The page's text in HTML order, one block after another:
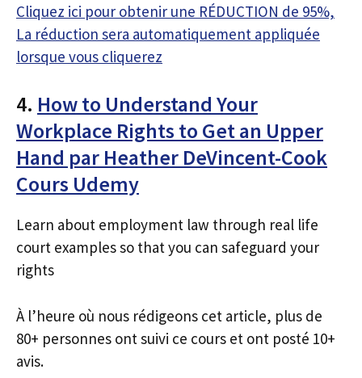
Cliquez ici pour obtenir une RÉDUCTION de 95%,
La réduction sera automatiquement appliquée
lorsque vous cliquerez
4. How to Understand Your
Workplace Rights to Get an Upper
Hand par Heather DeVincent-Cook
Cours Udemy
Learn about employment law through real life
court examples so that you can safeguard your
rights
À l’heure où nous rédigeons cet article, plus de
80+ personnes ont suivi ce cours et ont posté 10+
avis.